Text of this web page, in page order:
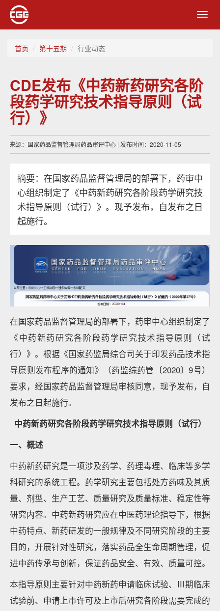
首页 第十五期 行业动态
CDE发布《中药新药研究各阶
段药学研究技术指导原则（试
行）》
来源：国家药品监督管理局药品审评中心 | 发布时间：2020-11-05
摘要：在国家药品监督管理局的部署下，药审中
心组织制定了《中药新药研究各阶段药学研究技
术指导原则（试行）》。现予发布，自发布之日
起施行。
在国家药品监督管理局的部署下，药审中心组织制定了
《中药新药研究各阶段药学研究技术指导原则（试
行）》。根据《国家药监局综合司关于印发药品技术指
导原则发布程序的通知》（药监综药管〔2020〕9号）
要求，经国家药品监督管理局审核同意，现予发布，自
发布之日起施行。
中药新药研究各阶段药学研究技术指导原则（试行）
一、概述
中药新药研究是一项涉及药学、药理毒理、临床等多学
科研究的系统工程。药学研究主要包括处方药味及其质
量、剂型、生产工艺、质量研究及质量标准、稳定性等
研究内容。中药新药研究应在中医药理论指导下，根据
中药特点、新药研发的一般规律及不同研究阶段的主要
目的，开展针对性研究，落实药品全生命周期管理，促
进中药传承与创新，保证药品安全、有效、质量可控。
本指导原则主要针对中药新药申请临床试验、Ⅲ期临床
试验前、申请上市许可及上市后研究各阶段需要完成的